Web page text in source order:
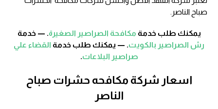
صباح الناصر.
يمكنك طلب خدمة مكافحة الصراصير الصغيرة. — خدمة
رش الصراصير بالكويت. — يمكنك طلب خدمة القضاء علي
صراصير البلاعات.
اسعار شركة مكافحه حشرات صباح
الناصر